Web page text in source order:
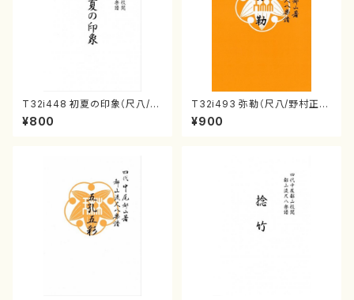
T32i448 初夏の印象（尺八/久
本玄智/楽譜）都山流公刊楽譜曲
番:2155
¥800
T32i493 弥勒（尺八/野村正
峰/楽譜）都山流公刊楽譜曲番:2
202
¥900